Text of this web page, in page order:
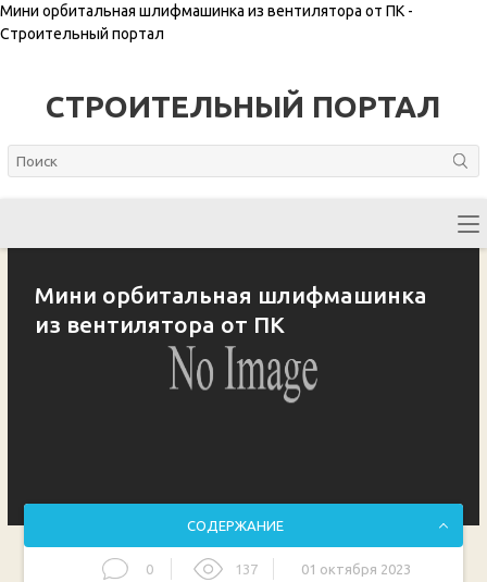
Мини орбитальная шлифмашинка из вентилятора от ПК -
Строительный портал
СТРОИТЕЛЬНЫЙ ПОРТАЛ
Мини орбитальная шлифмашинка
из вентилятора от ПК
СОДЕРЖАНИЕ
0 137 01 октября 2023